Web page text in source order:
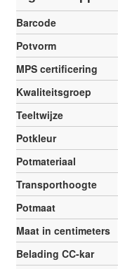
Barcode
Potvorm
MPS certificering
Kwaliteitsgroep
Teeltwijze
Potkleur
Potmateriaal
Transporthoogte
Potmaat
Maat in centimeters
Belading CC-kar